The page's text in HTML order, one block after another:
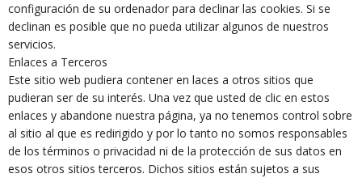
configuración de su ordenador para declinar las cookies. Si se
declinan es posible que no pueda utilizar algunos de nuestros
servicios.
Enlaces a Terceros
Este sitio web pudiera contener en laces a otros sitios que
pudieran ser de su interés. Una vez que usted de clic en estos
enlaces y abandone nuestra página, ya no tenemos control sobre
al sitio al que es redirigido y por lo tanto no somos responsables
de los términos o privacidad ni de la protección de sus datos en
esos otros sitios terceros. Dichos sitios están sujetos a sus